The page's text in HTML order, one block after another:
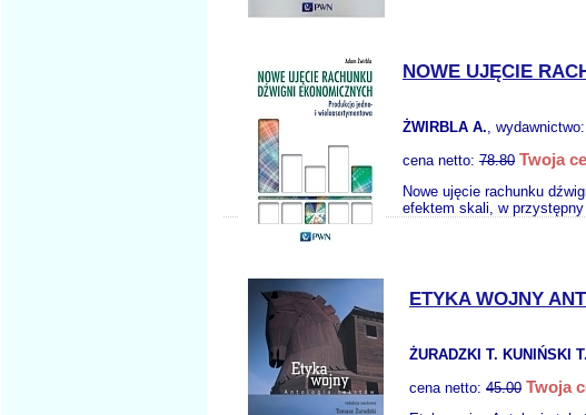
NOWE UJĘCIE
ŻWIRBLA A., wydawnictwo:
cena netto: 78.80 Twoja
Nowe ujęcie rachunku
efektem skali, w
ETYKA WOJNY
ŻURADZKI T. KUNIŃSKI T.
cena netto: 45.00 Twoja